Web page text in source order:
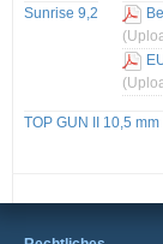
Sunrise 9,2
TOP GUN II 10,5